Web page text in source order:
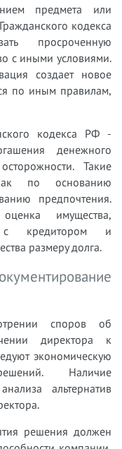
предмета или
кодекса
просроченную
с иными условиями.
создает новое
по иным правилам,
кодекса РФ -
денежного
Такие
по основанию
предпочтения.
имущества,
с кредитором и
размеру долга.
споров об
директора к
экономическую
Наличие
альтернатив
решения должен